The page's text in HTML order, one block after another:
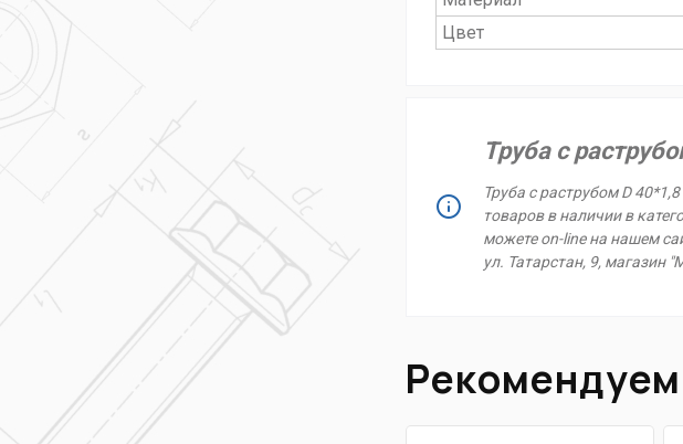
Цвет
Труба с
Труба с раструбом D
товаров в наличии в
можете on-line на нашем
ул. Татарстан, 9, магазин